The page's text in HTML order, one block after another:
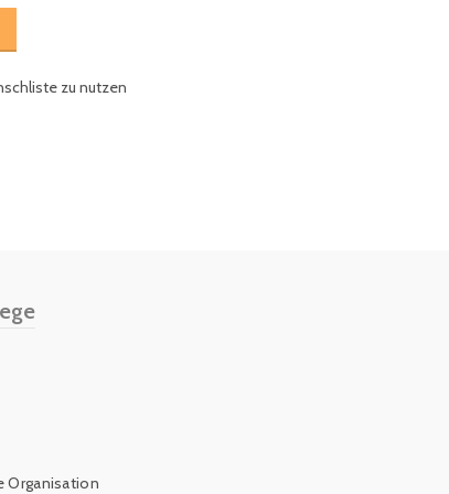
zu nutzen
Organisation